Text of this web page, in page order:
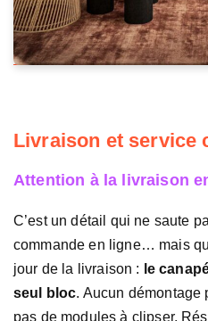
Livraison et service
Attention à la livraison
C’est un détail qui ne saute
commande en ligne… mais
jour de la livraison : le
seul bloc. Aucun démontage
pas de modules à clipser.